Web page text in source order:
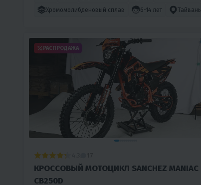
Хромомолибденовый сплав
6-14 лет Тайвань
РАСПРОДАЖА
КРОССОВЫЙ МОТОЦИКЛ SANCHEZ MANIAC
CB250D